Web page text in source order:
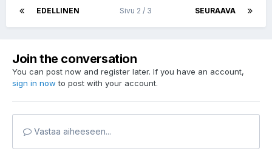
EDELLINEN SEURAAVA
Sivu 2 / 3
Join the conversation
You can post now and register later. If you have an account,
sign in now to post with your account.
Vastaa aiheeseen...